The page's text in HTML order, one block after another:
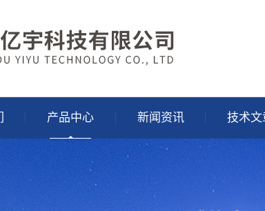
产品中心 新闻资讯 技术文